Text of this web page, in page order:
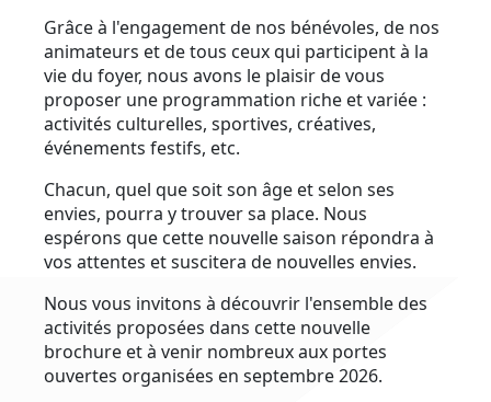
Grâce à l'engagement de nos bénévoles, de nos
animateurs et de tous ceux qui participent à la
vie du foyer, nous avons le plaisir de vous
proposer une programmation riche et variée :
activités culturelles, sportives, créatives,
événements festifs, etc.
Chacun, quel que soit son âge et selon ses
envies, pourra y trouver sa place. Nous
espérons que cette nouvelle saison répondra à
vos attentes et suscitera de nouvelles envies.
Nous vous invitons à découvrir l'ensemble des
activités proposées dans cette nouvelle
brochure et à venir nombreux aux portes
ouvertes organisées en septembre 2026.